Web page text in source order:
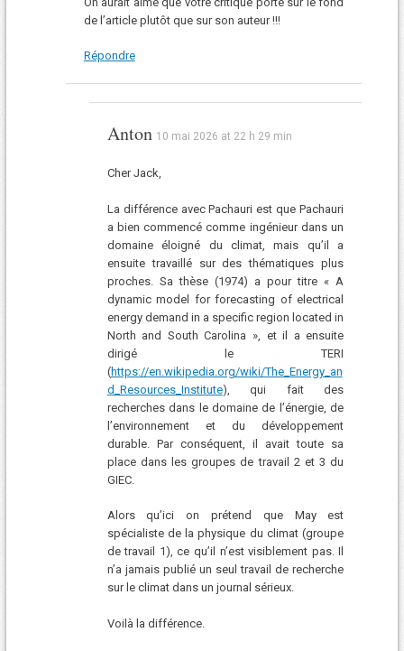
de l’article plutôt que sur son auteur !!!
Répondre
Anton 10 mai 2026 at 22 h 29 min
Cher Jack,
La différence avec Pachauri est que Pachauri
a bien commencé comme ingénieur dans un
domaine éloigné du climat, mais qu’il a
ensuite travaillé sur des thématiques plus
proches. Sa thèse (1974) a pour titre « A
dynamic model for forecasting of electrical
energy demand in a specific region located in
North and South Carolina », et il a ensuite
dirigé le TERI
(https://en.wikipedia.org/wiki/The_Energy_an
d_Resources_Institute), qui fait des
recherches dans le domaine de l’énergie, de
l’environnement et du développement
durable. Par conséquent, il avait toute sa
place dans les groupes de travail 2 et 3 du
GIEC.
Alors qu’ici on prétend que May est
spécialiste de la physique du climat (groupe
de travail 1), ce qu’il n’est visiblement pas. Il
n’a jamais publié un seul travail de recherche
sur le climat dans un journal sérieux.
Voilà la différence.